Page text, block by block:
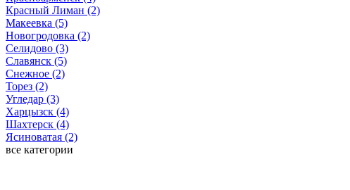
Красный Лиман (2)
Макеевка (5)
Новогродовка (2)
Селидово (3)
Славянск (5)
Снежное (2)
Торез (2)
Угледар (3)
Харцызск (4)
Шахтерск (4)
Ясиноватая (2)
все категории